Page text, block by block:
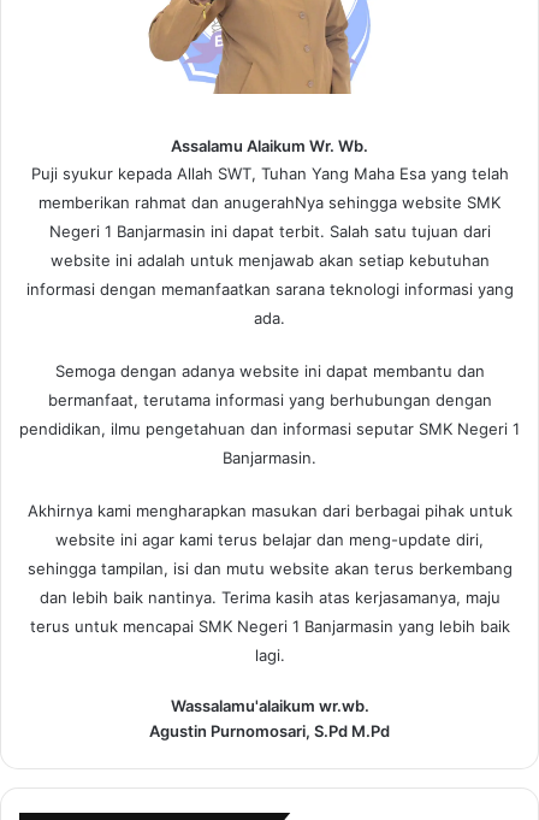
Assalamu Alaikum Wr. Wb.
Puji syukur kepada Allah SWT, Tuhan Yang Maha Esa yang telah
memberikan rahmat dan anugerahNya sehingga website SMK
Negeri 1 Banjarmasin ini dapat terbit. Salah satu tujuan dari
website ini adalah untuk menjawab akan setiap kebutuhan
informasi dengan memanfaatkan sarana teknologi informasi yang
ada.
Semoga dengan adanya website ini dapat membantu dan
bermanfaat, terutama informasi yang berhubungan dengan
pendidikan, ilmu pengetahuan dan informasi seputar SMK Negeri 1
Banjarmasin.
Akhirnya kami mengharapkan masukan dari berbagai pihak untuk
website ini agar kami terus belajar dan meng-update diri,
sehingga tampilan, isi dan mutu website akan terus berkembang
dan lebih baik nantinya. Terima kasih atas kerjasamanya, maju
terus untuk mencapai SMK Negeri 1 Banjarmasin yang lebih baik
lagi.
Wassalamu'alaikum wr.wb.
Agustin Purnomosari, S.Pd M.Pd